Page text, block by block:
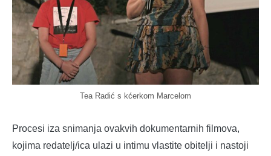
Tea Radić s kćerkom Marcelom
Procesi iza snimanja ovakvih dokumentarnih filmova,
kojima redatelj/ica ulazi u intimu vlastite obitelji i nastoji